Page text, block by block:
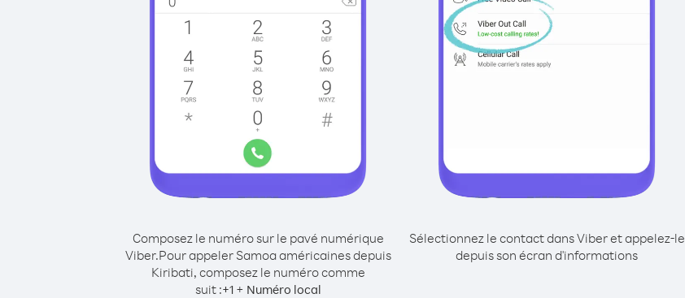
Composez le numéro sur le pavé numérique
Viber.Pour appeler Samoa américaines depuis
Kiribati, composez le numéro comme
suit :+1+ Numéro local
Sélectionnez le contact dans Viber et appelez-le
depuis son écran d'informations